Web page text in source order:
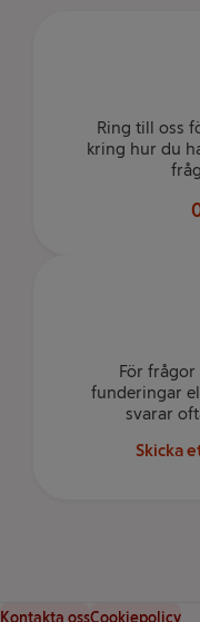
Ring till oss
kring hur du
För
funderingar
svarar
Skicka